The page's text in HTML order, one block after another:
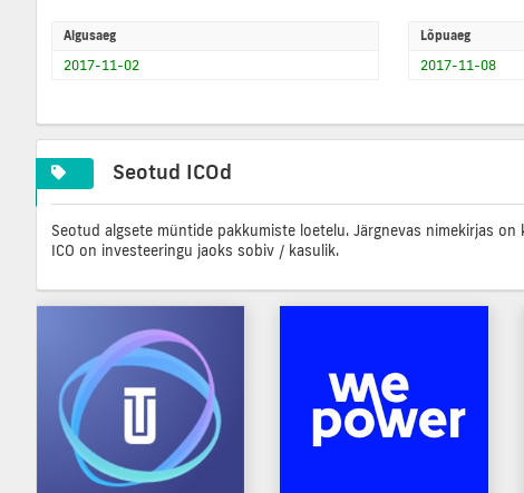
Algusaeg
2017-11-02
Lõpuaeg
2017-11-08
Seotud ICOd
Seotud algsete müntide pakkumiste loetelu. Järgnevas nimekirjas
ICO on investeeringu jaoks sobiv / kasulik.